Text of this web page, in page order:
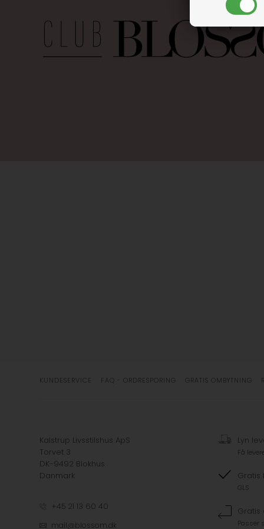
KUNDESERVICE FAQ - ORDRESPORING GRATIS OMBYTNING
Kalstrup Livsstilshus ApS
Torvet 3
DK-9492 Blokhus
Danmark
+45 21 13 60 40
mail@blossom.dk
Lyn
Få
Gratis
GLS
Gratis
Passer